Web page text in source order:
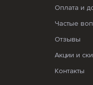
Оплата и
Частые
Отзывы
Акции и
Контакты